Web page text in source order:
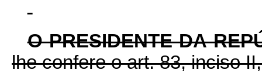
O PRESIDENTE DA
lhe confere o art. 83, inciso